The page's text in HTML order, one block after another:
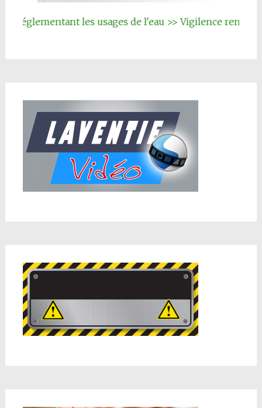
les usages de l'eau >> Vigilence renforcée